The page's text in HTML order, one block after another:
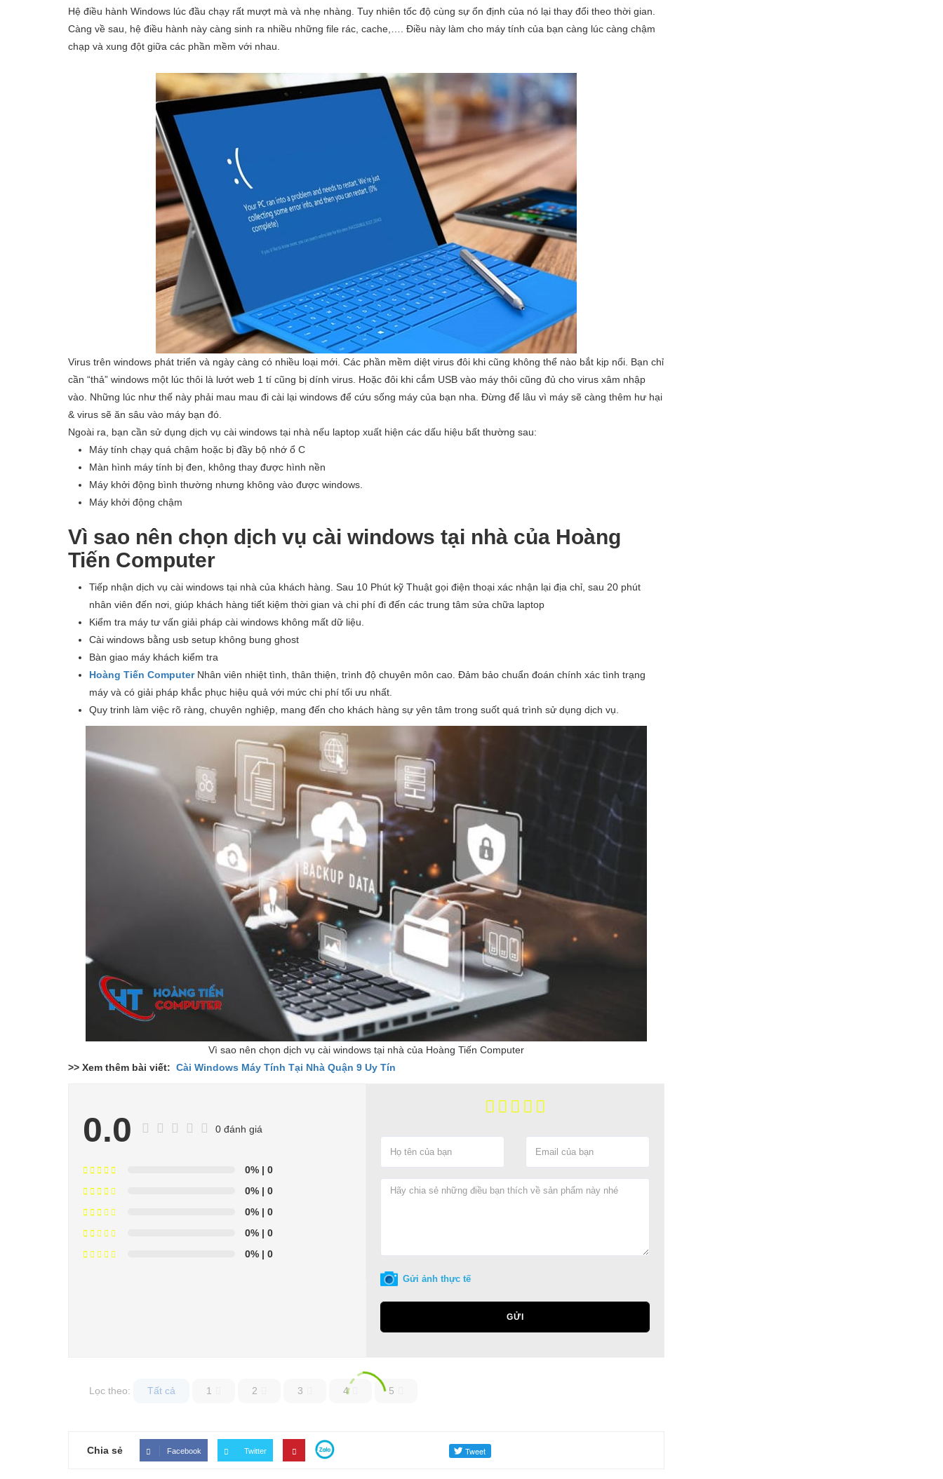
Hệ điều hành Windows lúc đầu chạy rất mượt mà và nhẹ nhàng. Tuy nhiên tốc độ cùng sự ổn định của nó lại thay đổi theo thời gian.
Càng về sau, hệ điều hành này càng sinh ra nhiều những file rác, cache,…. Điều này làm cho máy tính của bạn càng lúc càng chậm
chạp và xung đột giữa các phần mềm với nhau.
Virus trên windows phát triển và ngày càng có nhiều loại mới. Các phần mềm diệt virus đôi khi cũng không thể nào bắt kịp nổi. Bạn chỉ
cần “thả” windows một lúc thôi là lướt web 1 tí cũng bị dính virus. Hoặc đôi khi cắm USB vào máy thôi cũng đủ cho virus xâm nhập
vào. Những lúc như thế này phải mau mau đi cài lại windows để cứu sống máy của bạn nha. Đừng để lâu vì máy sẽ càng thêm hư hại
& virus sẽ ăn sâu vào máy bạn đó.
Ngoài ra, bạn cần sử dụng dịch vụ cài windows tại nhà nếu laptop xuất hiện các dấu hiệu bất thường sau:
Máy tính chạy quá chậm hoặc bị đầy bộ nhớ ổ C
Màn hình máy tính bị đen, không thay được hình nền
Máy khởi động bình thường nhưng không vào được windows.
Máy khởi động chậm
Vì sao nên chọn dịch vụ cài windows tại nhà của Hoàng
Tiến Computer
Tiếp nhận dịch vụ cài windows tại nhà của khách hàng. Sau 10 Phút kỹ Thuật gọi điện thoại xác nhận lại địa chỉ, sau 20 phút
nhân viên đến nơi, giúp khách hàng tiết kiệm thời gian và chi phí đi đến các trung tâm sửa chữa laptop
Kiểm tra máy tư vấn giải pháp cài windows không mất dữ liệu.
Cài windows bằng usb setup không bung ghost
Bàn giao máy khách kiểm tra
Hoàng Tiến ComputerNhân viên nhiệt tình, thân thiện, trình độ chuyên môn cao. Đảm bảo chuẩn đoán chính xác tình trạng
máy và có giải pháp khắc phục hiệu quả với mức chi phí tối ưu nhất.
Quy trinh làm việc rõ ràng, chuyên nghiệp, mang đến cho khách hàng sự yên tâm trong suốt quá trình sử dụng dịch vụ.
Vì sao nên chọn dịch vụ cài windows tại nhà của Hoàng Tiến Computer
>> Xem thêm bài viết: Cài Windows Máy Tính Tại Nhà Quận 9 Uy Tín
0.0 0 đánh giá
0% | 0
0% | 0
0% | 0
0% | 0
0% | 0
Gửi ảnh thực tế
GỬI
Lọc theo: Tất cả 1 2 3 4 5
Chia sẻ Facebook Twitter